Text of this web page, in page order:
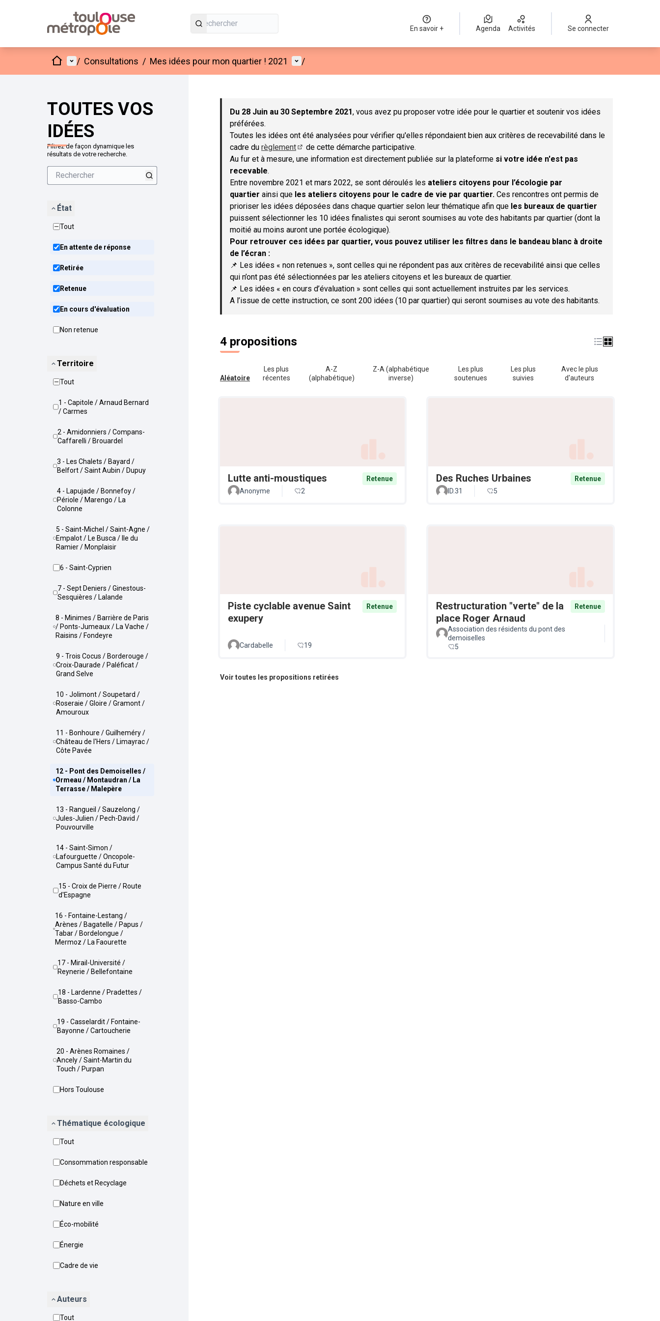
En savoir + Agenda Activités Se connecter
AccueilMenu principal
/ Consultations / Mes idées pour mon quartier ! 2021 Menu utilisateur
/
TOUTES VOS
IDÉES
Filtrez de façon dynamique les
résultats de votre recherche.
État
Tout
En attente de réponse
Retirée
Retenue
En cours d'évaluation
Non retenue
Territoire
Tout
1 - Capitole / Arnaud Bernard
/ Carmes
2 - Amidonniers / Compans-
Caffarelli / Brouardel
3 - Les Chalets / Bayard /
Belfort / Saint Aubin / Dupuy
4 - Lapujade / Bonnefoy /
Périole / Marengo / La
Colonne
5 - Saint-Michel / Saint-Agne /
Empalot / Le Busca / Ile du
Ramier / Monplaisir
6 - Saint-Cyprien
7 - Sept Deniers / Ginestous-
Sesquières / Lalande
8 - Minimes / Barrière de Paris
/ Ponts-Jumeaux / La Vache /
Raisins / Fondeyre
9 - Trois Cocus / Borderouge /
Croix-Daurade / Paléficat /
Grand Selve
10 - Jolimont / Soupetard /
Roseraie / Gloire / Gramont /
Amouroux
11 - Bonhoure / Guilheméry /
Château de l'Hers / Limayrac /
Côte Pavée
12 - Pont des Demoiselles /
Ormeau / Montaudran / La
Terrasse / Malepère
13 - Rangueil / Sauzelong /
Jules-Julien / Pech-David /
Pouvourville
14 - Saint-Simon /
Lafourguette / Oncopole-
Campus Santé du Futur
15 - Croix de Pierre / Route
d'Espagne
16 - Fontaine-Lestang /
Arènes / Bagatelle / Papus /
Tabar / Bordelongue /
Mermoz / La Faourette
17 - Mirail-Université /
Reynerie / Bellefontaine
18 - Lardenne / Pradettes /
Basso-Cambo
19 - Casselardit / Fontaine-
Bayonne / Cartoucherie
20 - Arènes Romaines /
Ancely / Saint-Martin du
Touch / Purpan
Hors Toulouse
Thématique écologique
Tout
Consommation responsable
Déchets et Recyclage
Nature en ville
Éco-mobilité
Énergie
Cadre de vie
Auteurs
Tout
Passer la carte
Du 28 Juin au 30 Septembre 2021, vous avez pu proposer votre idée pour le quartier et soutenir vos idées
préférées.
Toutes les idées ont été analysées pour vérifier qu'elles répondaient bien aux critères de recevabilité dans le
cadre du règlement
(S'ouvre dans un nouvel onglet)
de cette démarche participative.
Au fur et à mesure, une information est directement publiée sur la plateforme si votre idée n'est pas
recevable.
Entre novembre 2021 et mars 2022, se sont déroulés les ateliers citoyens pour l’écologie par
quartier ainsi que les ateliers citoyens pour le cadre de vie par quartier. Ces rencontres ont permis de
prioriser les idées déposées dans chaque quartier selon leur thématique afin que les bureaux de quartier
puissent sélectionner les 10 idées finalistes qui seront soumises au vote des habitants par quartier (dont la
moitié au moins auront une portée écologique).
Pour retrouver ces idées par quartier, vous pouvez utiliser les filtres dans le bandeau blanc à droite
de l’écran :
📌 Les idées « non retenues », sont celles qui ne répondent pas aux critères de recevabilité ainsi que celles
qui n’ont pas été sélectionnées par les ateliers citoyens et les bureaux de quartier.
📌 Les idées « en cours d’évaluation » sont celles qui sont actuellement instruites par les services.
A l’issue de cette instruction, ce sont 200 idées (10 par quartier) qui seront soumises au vote des habitants.
4 propositions
Aléatoire
Les plus
récentes
A-Z
(alphabétique)
Z-A (alphabétique
inverse)
Les plus
soutenues
Les plus
suivies
Avec le plus
d'auteurs
Lutte anti-moustiques
Retenue
Anonyme
2
Des Ruches Urbaines
Retenue
ID.31
5
Piste cyclable avenue Saint
exupery
Retenue
Cardabelle 19
Restructuration "verte" de la
place Roger Arnaud
Retenue
Association des résidents du pont des
demoiselles
5
Voir toutes les propositions retirées